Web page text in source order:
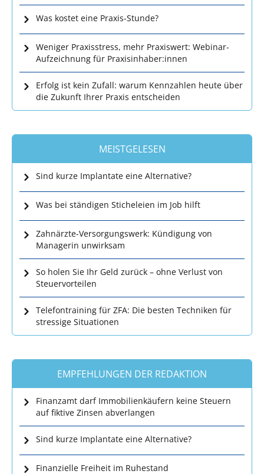
Was kostet eine Praxis-Stunde?
Weniger Praxisstress, mehr Praxiswert: Webinar-
Aufzeichnung für Praxisinhaber:innen
Erfolg ist kein Zufall: warum Kennzahlen heute über
die Zukunft Ihrer Praxis entscheiden
MEISTGELESEN
Sind kurze Implantate eine Alternative?
Was bei ständigen Sticheleien im Job hilft
Zahnärzte-Versorgungswerk: Kündigung von
Managerin unwirksam
So holen Sie Ihr Geld zurück – ohne Verlust von
Steuervorteilen
Telefontraining für ZFA: Die besten Techniken für
stressige Situationen
EMPFEHLUNGEN DER REDAKTION
Finanzamt darf Immobilienkäufern keine Steuern
auf fiktive Zinsen abverlangen
Sind kurze Implantate eine Alternative?
Finanzielle Freiheit im Ruhestand